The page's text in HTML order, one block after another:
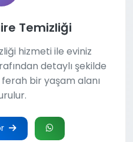
Temizliği
hizmeti ile eviniz
detaylı şekilde
bir yaşam alanı